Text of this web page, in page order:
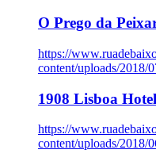
O Prego da
https://
content/uploads/2018/
1908 Lisboa
https://
content/uploads/2018/